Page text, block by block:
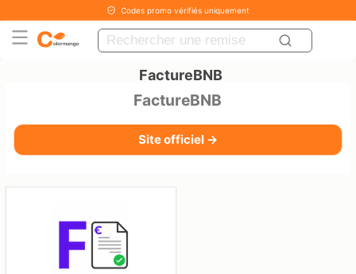
Codes promo vérifiés uniquement
FactureBNB
FactureBNB
Site officiel →